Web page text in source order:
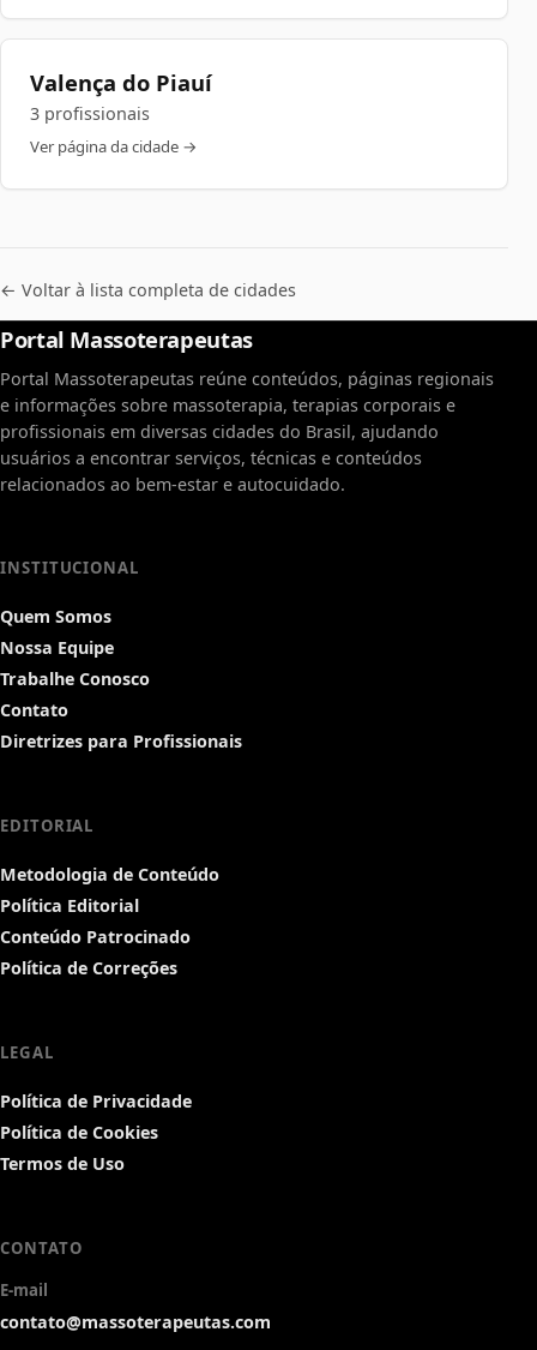
Valença do Piauí
3 profissionais
Ver página da cidade →
← Voltar à lista completa de cidades
Portal Massoterapeutas
Portal Massoterapeutas reúne conteúdos, páginas regionais
e informações sobre massoterapia, terapias corporais e
profissionais em diversas cidades do Brasil, ajudando
usuários a encontrar serviços, técnicas e conteúdos
relacionados ao bem-estar e autocuidado.
INSTITUCIONAL
Quem Somos
Nossa Equipe
Trabalhe Conosco
Contato
Diretrizes para Profissionais
EDITORIAL
Metodologia de Conteúdo
Política Editorial
Conteúdo Patrocinado
Política de Correções
LEGAL
Política de Privacidade
Política de Cookies
Termos de Uso
CONTATO
E-mail
contato@massoterapeutas.com